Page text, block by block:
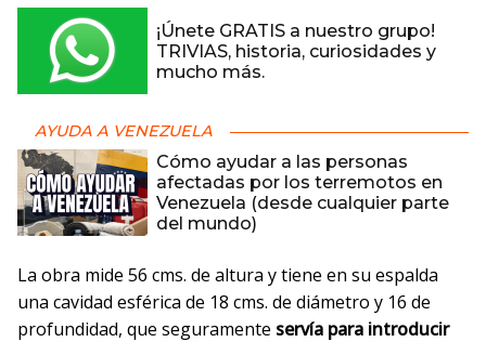
¡Únete GRATIS a nuestro grupo!
TRIVIAS, historia, curiosidades y
mucho más.
AYUDA A VENEZUELA
Cómo ayudar a las personas
afectadas por los terremotos en
Venezuela (desde cualquier parte
del mundo)
La obra mide 56 cms. de altura y tiene en su espalda
una cavidad esférica de 18 cms. de diámetro y 16 de
profundidad, que seguramente servía para introducir